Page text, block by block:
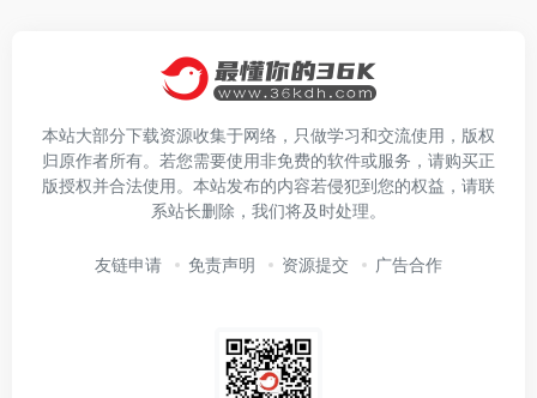
本站大部分下载资源收集于网络，只做学习和交流使用，版权
归原作者所有。若您需要使用非免费的软件或服务，请购买正
版授权并合法使用。本站发布的内容若侵犯到您的权益，请联
系站长删除，我们将及时处理。
友链申请 免责声明 资源提交 广告合作